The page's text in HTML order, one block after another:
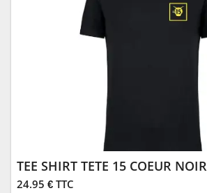
TEE SHIRT TETE 15 COEUR NOIR
24.95 € TTC